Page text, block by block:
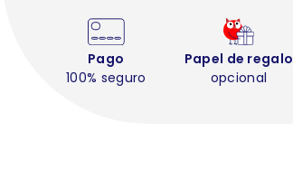
Pago
100% seguro
Papel de regalo
opcional